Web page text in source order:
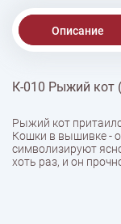
Описание
К-010 Рыжий кот
Рыжий кот
Кошки в вышивке -
символизируют
хоть раз, и он